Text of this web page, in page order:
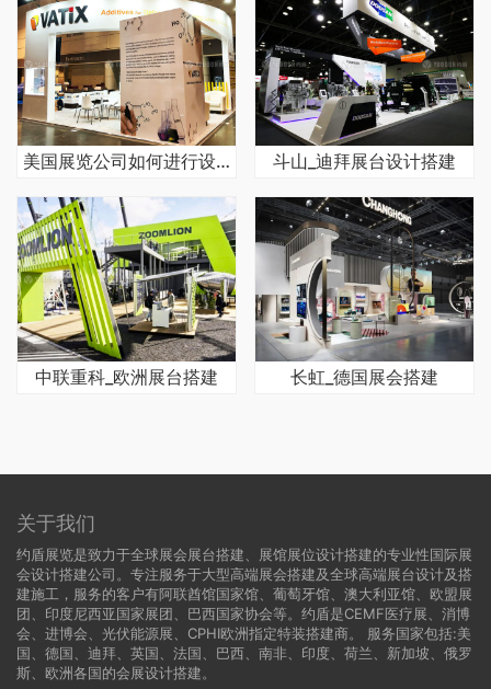
美国展览公司如何进行设计制作并搭建 斗山_迪拜展台设计搭建
中联重科_欧洲展台搭建 长虹_德国展会搭建
关于我们
约盾展览是致力于全球展会展台搭建、展馆展位设计搭建的专业性国际展
会设计搭建公司。专注服务于大型高端展会搭建及全球高端展台设计及搭
建施工，服务的客户有阿联酋馆国家馆、葡萄牙馆、澳大利亚馆、欧盟展
团、印度尼西亚国家展团、巴西国家协会等。约盾是CEMF医疗展、消博
会、进博会、光伏能源展、CPHI欧洲指定特装搭建商。 服务国家包括:美
国
德国 、迪拜、英国、法国、巴西、南非、印度、荷兰、新加坡、俄罗
斯、欧洲各国的会展设计搭建。